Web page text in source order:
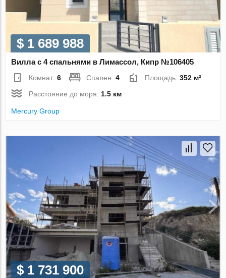
$ 1 689 988
Вилла с 4 спальнями в Лимассол, Кипр №106405
Комнат:6 Спален:4 Площадь:352 м²
Расстояние до моря: 1.5 км
Mercury Group
$ 1 731 900